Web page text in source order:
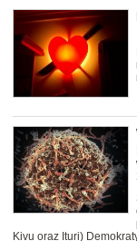
Kivu oraz Ituri)